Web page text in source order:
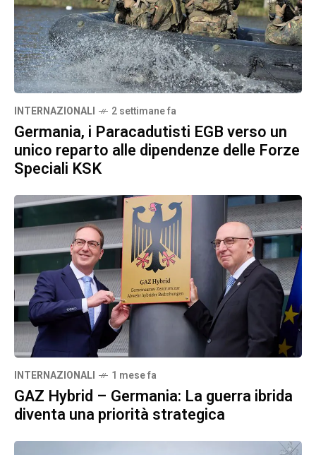
INTERNAZIONALI 2 settimane fa
Germania, i Paracadutisti EGB verso un
unico reparto alle dipendenze delle Forze
Speciali KSK
INTERNAZIONALI 1 mese fa
GAZ Hybrid – Germania: La guerra ibrida
diventa una priorità strategica